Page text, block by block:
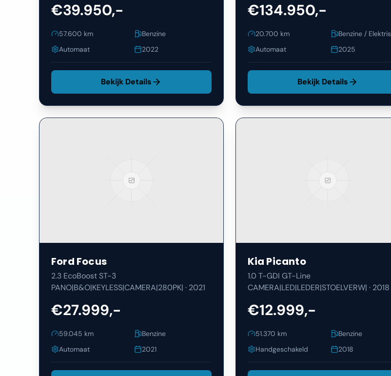
€39.950,-
57.600 km
Benzine
Automaat
2022
Bekijk Details
€134.950,-
20.700 km
Benzine /
Automaat
2025
Bekijk Details
Ford Focus
2.3 EcoBoost ST-3
PANO|B&O|KEYLESS|CAMERA|280PK| · 2021
€27.999,-
59.045 km
Benzine
Automaat
2021
Kia Picanto
1.0 T-GDI GT-Line
CAMERA|LED|LEDER|STOELVERW| · 2018
€12.999,-
51.370 km
Benzine
Handgeschakeld
2018